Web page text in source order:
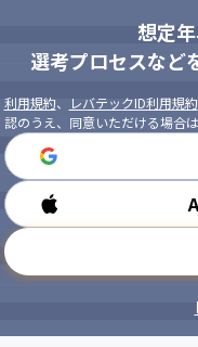
想定
選考プロセスなど
利用規約、 レバテックID利用規約
認のうえ、同意いただける場合